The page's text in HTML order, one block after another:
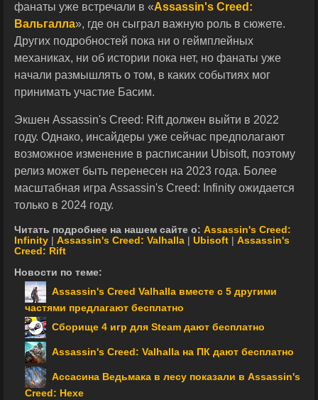
фанаты уже встречали в «Assassin's Creed:
Вальгалла», где он сыграл важную роль в сюжете.
Других подробностей пока ни о геймплейных
механиках, ни об истории пока нет, но фанаты уже
начали размышлять о том, в каких событиях мог
принимать участие Басим.
Экшен Assassin's Creed: Rift должен выйти в 2022
году. Однако, инсайдеры уже сейчас предполагают
возможное изменение в расписании Ubisoft, поэтому
релиз может быть перенесен на 2023 года. Более
масштабная игра Assassin's Creed: Infinity ожидается
только в 2024 году.
Читать подробнее на нашем сайте о: Assassin's Creed:
Infinity
Assassin's Creed: Valhalla Ubisoft
Assassin's
Creed: Rift
Новости по теме:
Assassin's Creed Valhalla вместе с 5 другими
частями предлагают бесплатно
Сборище 4 игр для Steam дают бесплатно
Assassin's Creed: Valhalla на ПК дают бесплатно
Ассасина Ведьмака в лесу показали в Assassin's
Creed: Hexe